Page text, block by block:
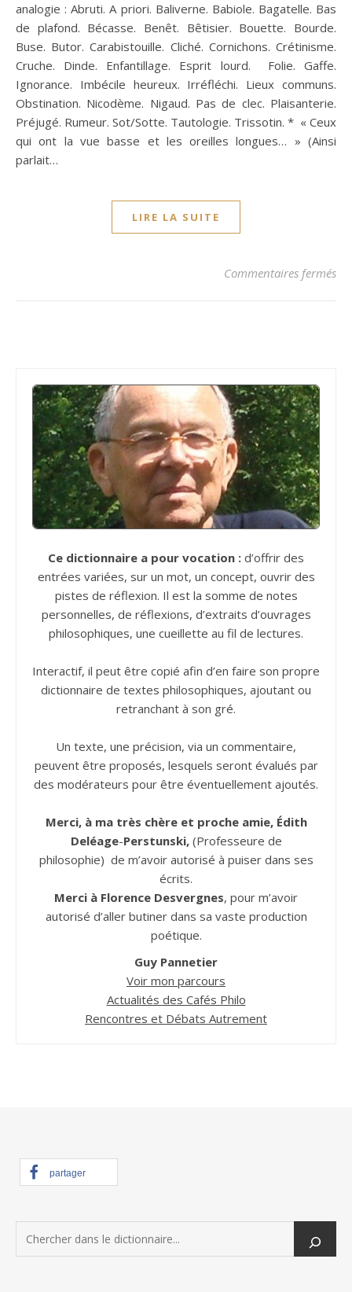
analogie : Abruti. A priori. Baliverne. Babiole. Bagatelle. Bas
de plafond. Bécasse. Benêt. Bêtisier. Bouette. Bourde.
Buse. Butor. Carabistouille. Cliché. Cornichons. Crétinisme.
Cruche. Dinde. Enfantillage. Esprit lourd. Folie. Gaffe.
Ignorance. Imbécile heureux. Irréfléchi. Lieux communs.
Obstination. Nicodème. Nigaud. Pas de clec. Plaisanterie.
Préjugé. Rumeur. Sot/Sotte. Tautologie. Trissotin. * « Ceux
qui ont la vue basse et les oreilles longues… » (Ainsi
parlait…
LIRE LA SUITE
Commentaires fermés
Ce dictionnaire a pour vocation : d’offrir des
entrées variées, sur un mot, un concept, ouvrir des
pistes de réflexion. Il est la somme de notes
personnelles, de réflexions, d’extraits d’ouvrages
philosophiques, une cueillette au fil de lectures.
Interactif, il peut être copié afin d’en faire son propre
dictionnaire de textes philosophiques, ajoutant ou
retranchant à son gré.
Un texte, une précision, via un commentaire,
peuvent être proposés, lesquels seront évalués par
des modérateurs pour être éventuellement ajoutés.
Merci, à ma très chère et proche amie, Édith
Deléage-Perstunski,(Professeure de
philosophie) de m’avoir autorisé à puiser dans ses
écrits.
Merci à Florence Desvergnes, pour m’avoir
autorisé d’aller butiner dans sa vaste production
poétique.
Guy Pannetier
Voir mon parcours
Actualités des Cafés Philo
Rencontres et Débats Autrement
partager